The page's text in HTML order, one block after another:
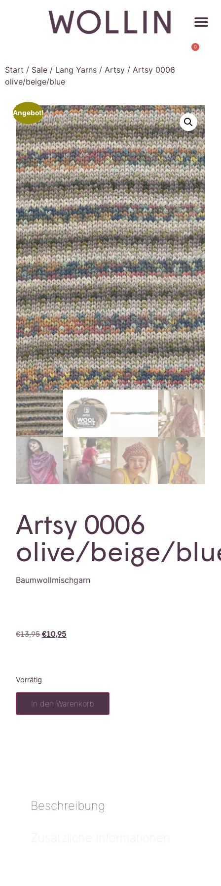
0
Start / Sale / Lang Yarns / Artsy / Artsy 0006
olive/beige/blue
Angebot!
Artsy 0006
olive/beige/
Baumwollmischgarn
€13,95 €10,95
Vorrätig
In den Warenkorb
Beschreibung
Zusätzliche Informationen